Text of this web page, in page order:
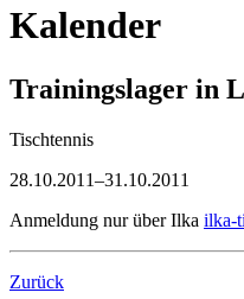
Kalender
Trainingslager in
Tischtennis
28.10.2011–31.10.2011
Anmeldung nur über Ilka ilka-
Zurück